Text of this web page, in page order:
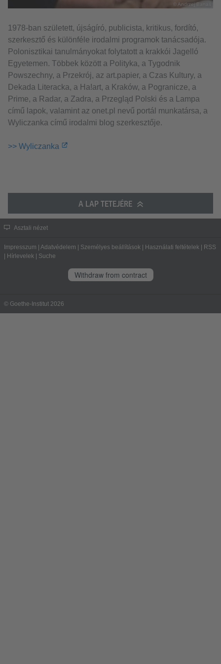
© Andrzej Banaś
1978-ban született, újságíró, publicista, kritikus, fordító,
szerkesztő és különféle irodalmi programok tanácsadója.
Polonisztikai tanulmányokat folytatott a krakkói Jagelló
Egyetemen. Többek között a Polityka, a Tygodnik
Powszechny, a Przekrój, az art.papier, a Czas Kultury, a
Dekada Literacka, a Ha!art, a Kraków, a Pogranicze, a
Prime, a Radar, a Zadra, a Przegląd Polski és a Lampa
című lapok, valamint az onet.pl nevű portál munkatársa, a
Wyliczanka című irodalmi blog szerkesztője.
>> Wyliczanka
A LAP TETEJÉRE
Asztali nézet
Impresszum Adatvédelem Személyes beállítások Használati feltételek
RSS
Hírlevelek Suche
Withdraw from contract
© Goethe-Institut 2026